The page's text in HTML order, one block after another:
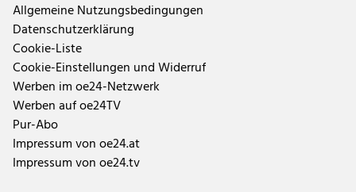
Allgemeine Nutzungsbedingungen
Datenschutzerklärung
Cookie-Liste
Cookie-Einstellungen und Widerruf
Werben im oe24-Netzwerk
Werben auf oe24TV
Pur-Abo
Impressum von oe24.at
Impressum von oe24.tv